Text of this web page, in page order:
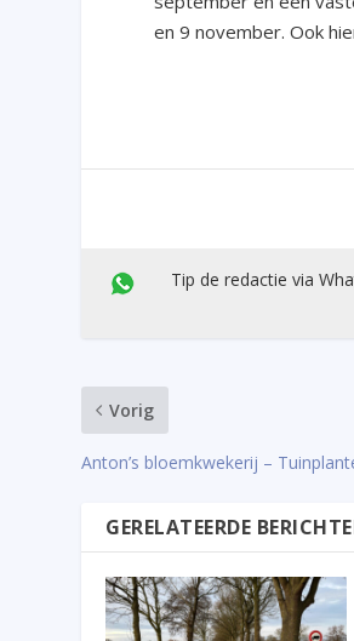
en 9 november. Ook
Tip de redactie via
Vorig
Anton’s bloemkwekerij –
GERELATEERDE